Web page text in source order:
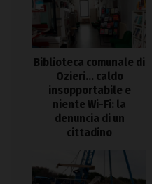
Biblioteca comunale di
Ozieri… caldo
insopportabile e
niente Wi-Fi: la
denuncia di un
cittadino